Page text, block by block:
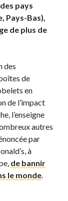
pays
Pays-Bas),
de plus de
des
de
en
de l’impact
l’enseigne
autres
par
à
de bannir
le monde.